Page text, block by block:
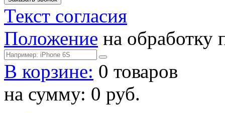
Текст согласия
Положение на обработку
В корзине: 0 товаров
на сумму: 0 руб.